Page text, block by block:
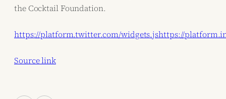
the Cocktail Foundation.
https://platform.twitter.com/widgets.jshttps://
Source link